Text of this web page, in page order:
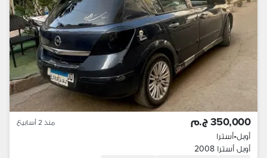
350,000 ج.م منذ 2 أسابيع
أوبل•أسترا
أوبل أسترا 2008